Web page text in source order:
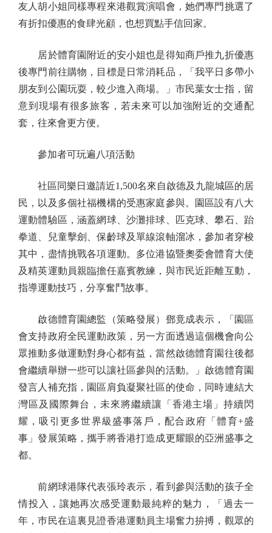
友人胡小姐同樣專程來港觀賞演唱會，她們專門挑選了
有折扣優惠的食肆光顧，也想買點手信回家。
居於體育園附近的安小姐也是得知商戶推九折優惠
後專門前往購物，目標是日常消耗品，「我平日多帶小
朋友到公園玩耍，較少進入商場。」市民葉女士指，留
意到現場有很多旅客，若未來可以加強附近的交通配
套，往來會更方便。
參加者可玩遍八項活動
社區同樂日邀請近1,500名來自啟德及九龍城區的居
民，以及多個社福機構的受惠家庭參與。園區設有八大
運動體驗區，涵蓋網球、沙灘排球、匹克球、攀石、跆
拳道、兒童擊劍、保齡球及單線滾軸溜冰，參加者穿梭
其中，盡情挑戰各項運動。多位港協暨奧委會體育大使
及精英運動員親臨擔任嘉賓教練，與市民近距離互動，
指導運動技巧，分享奮鬥故事。
啟德體育園總監（策略發展）鄧竟成表示，「園區
會支持政府全民運動政策，另一方面透過這個機會向公
眾推動多做運動對身心都有益，當然啟德體育園往後都
會繼續舉辦一些可以讓社區參與的活動。」啟德體育園
發言人補充指，園區肩負凝聚社區的使命，同時連結大
灣區及國際舞台，未來將繼續讓「香港主場」持續閃
耀，吸引更多世界級盛事落戶，配合政府「體育+盛
事」發展策略，攜手將香港打造成更耀眼的亞洲盛事之
都。
前網球港隊代表張玲表示，看到參與活動的孩子全
情投入，讓她再次感受運動最純粹的魅力，「過去一
年，巿民在這裏見證香港運動員主場奮力拚搏，觀眾的